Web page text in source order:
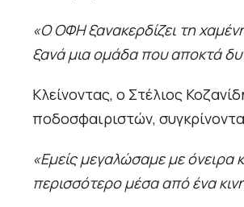
«Ο ΟΦΗ ξανακερδίζει τη
ξανά μια ομάδα που αποκτά
Κλείνοντας, ο Στέλιος
ποδοσφαιριστών,
«Εμείς μεγαλώσαμε με όνειρα
περισσότερο μέσα από ένα